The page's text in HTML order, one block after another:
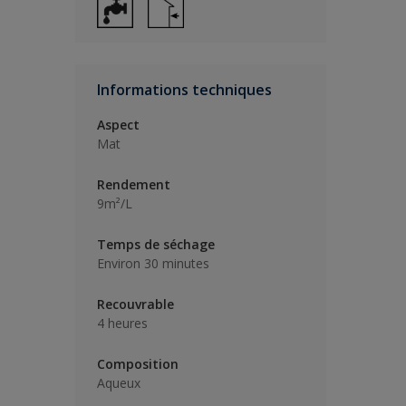
Informations techniques
Aspect
Mat
Rendement
9m²/L
Temps de séchage
Environ 30 minutes
Recouvrable
4 heures
Composition
Aqueux